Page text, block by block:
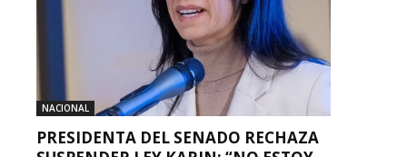
NACIONAL
PRESIDENTA DEL SENADO RECHAZA